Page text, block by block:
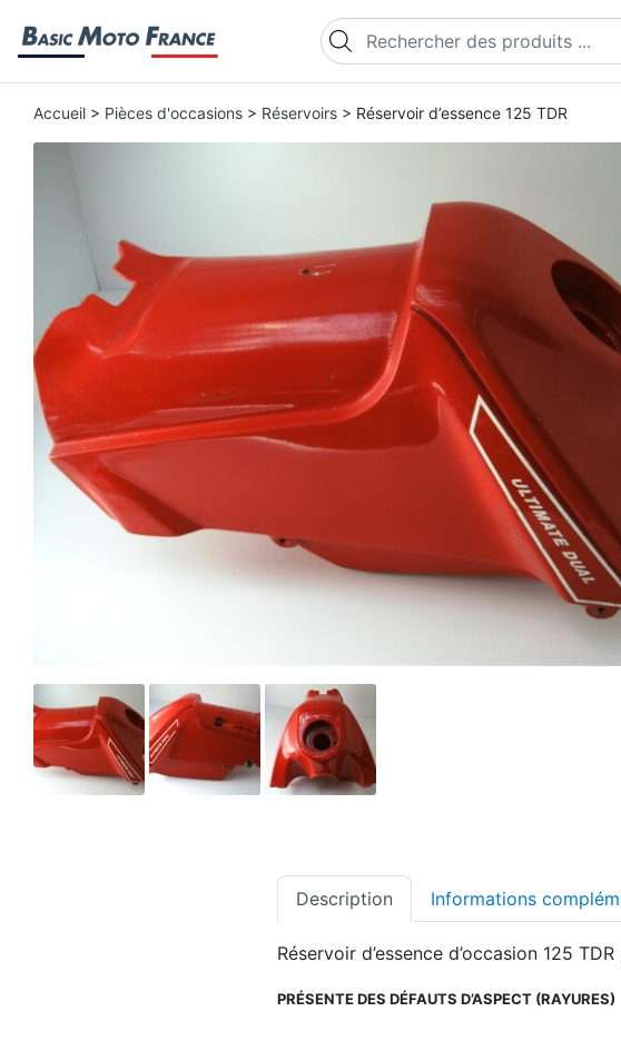
Recherche de produits
Accueil > Pièces d'occasions > Réservoirs > Réservoir d’essence 125 TDR
Description Informations
Réservoir d’essence d’occasion 125
PRÉSENTE DES DÉFAUTS D’ASPECT (RAYURES)